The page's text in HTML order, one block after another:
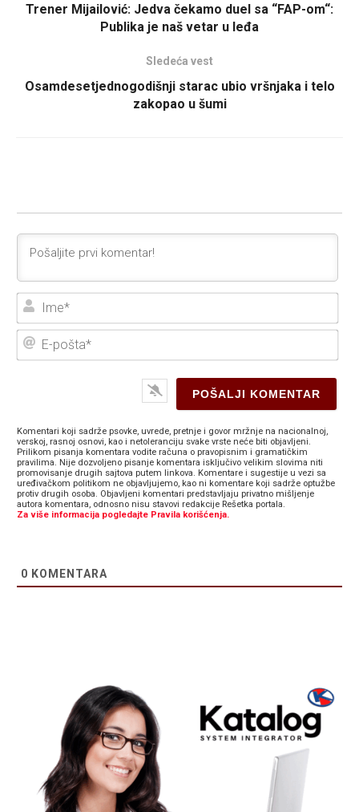
Trener Mijailović: Jedva čekamo duel sa “FAP-om“:
Publika je naš vetar u leđa
Sledeća vest
Osamdesetjednogodišnji starac ubio vršnjaka i telo
zakopao u šumi
E-
Komentari koji sadrže psovke, uvrede, pretnje i govor mržnje na nacionalnoj,
verskoj, rasnoj osnovi, kao i netoleranciju svake vrste neće biti objavljeni.
Prilikom pisanja komentara vodite računa o pravopisnim i gramatičkim
pravilima. Nije dozvoljeno pisanje komentara isključivo velikim slovima niti
promovisanje drugih sajtova putem linkova. Komentare i sugestije u vezi sa
uređivačkom politikom ne objavljujemo, kao ni komentare koji sadrže optužbe
protiv drugih osoba. Objavljeni komentari predstavljaju privatno mišljenje
autora komentara, odnosno nisu stavovi redakcije Rešetka portala.
Za više informacija pogledajte Pravila korišćenja.
0 KOMENTARA